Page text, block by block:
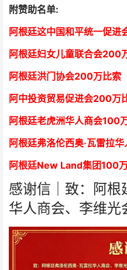
附赞助名单:
阿根廷这中国和平统一促
阿根廷妇女儿童联合会200
阿根廷洪门协会200万比索
阿中投资贸易促进会200万
阿根廷老虎洲华人商会100
阿根廷弗洛伦西奥·瓦雷拉
阿根廷New Land集团100
感谢信｜致：阿根
华人商会、李维光